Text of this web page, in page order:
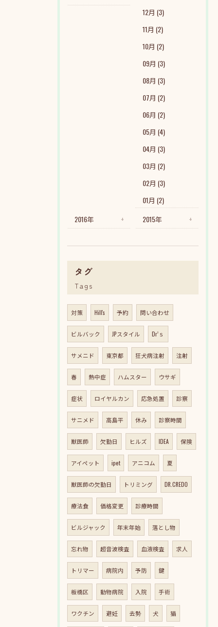
12月 (3)
11月 (2)
10月 (2)
09月 (3)
08月 (3)
07月 (2)
06月 (2)
05月 (4)
04月 (3)
03月 (2)
02月 (3)
01月 (2)
2016年
2015年
タグ
Tags
対策 Hill's 予約 問い合わせ
ビルバック JPスタイル Dr’ｓ
サメニド 東京都 狂犬病注射 注射
春 熱中症 ハムスター ウサギ
症状 ロイヤルカン 応急処置 診察
サニメド 高島平 休み 診察時間
獣医師 欠勤日 ヒルズ IDEA 保険
アイペット ipet アニコム 夏
獣医師の欠勤日 トリミング DR.CREDO
療法食 価格変更 診療時間
ビルジャック 年末年始 落とし物
忘れ物 超音波検査 血液検査 求人
トリマー 病院内 予防 鍵
板橋区 動物病院 入院 手術
ワクチン 避妊 去勢 犬 猫